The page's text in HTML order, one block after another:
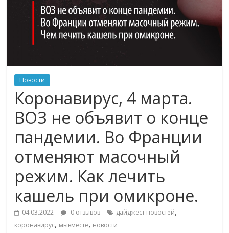
Новости
Коронавирус, 4 марта.
ВОЗ не объявит о конце
пандемии. Во Франции
отменяют масочный
режим. Как лечить
кашель при омикроне.
04.03.2022 0 отзывов дайджест новостей,
коронавирус, мывместе, новости